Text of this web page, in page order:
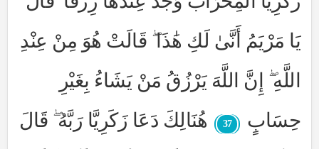
يَا مَرْيَمُ أَنَّىٰ لَكِ هَٰذَا ۖ قَالَتْ هُوَ مِنْ عِنْدِ
اللَّهِ ۖ إِنَّ اللَّهَ يَرْزُقُ مَنْ يَشَاءُ بِغَيْرِ
حِسَابٍ
37
هُنَالِكَ دَعَا زَكَرِيَّا رَبَّهُ ۖ قَالَ